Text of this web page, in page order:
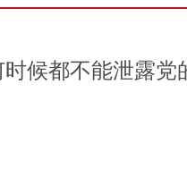
候都不能泄露党